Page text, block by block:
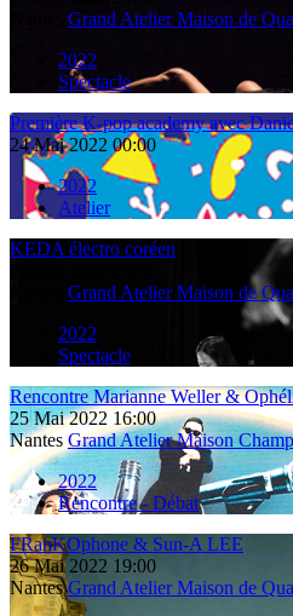
Grand Atelier Maison de
2022
Spectacle
Première K-pop academy avec
24 Mai 2022 00:00
2022
Atelier
KEDA électro coréen
Grand Atelier Maison de
2022
Spectacle
Rencontre Marianne Weller &
25 Mai 2022 16:00
Nantes Grand Atelier Maison
2022
Rencontre - Débat
FRanKOphone & Sun-A LEE
26 Mai 2022 19:00
Nantes Grand Atelier Maison de